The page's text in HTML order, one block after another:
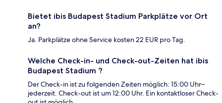
Bietet ibis Budapest Stadium Parkplätze vor Ort
an?
Ja. Parkplätze ohne Service kosten 22 EUR pro Tag.
Welche Check-in- und Check-out-Zeiten hat ibis
Budapest Stadium ?
Der Check-in ist zu folgenden Zeiten möglich: 15:00 Uhr–
jederzeit. Check-out ist um 12:00 Uhr. Ein kontaktloser Check-